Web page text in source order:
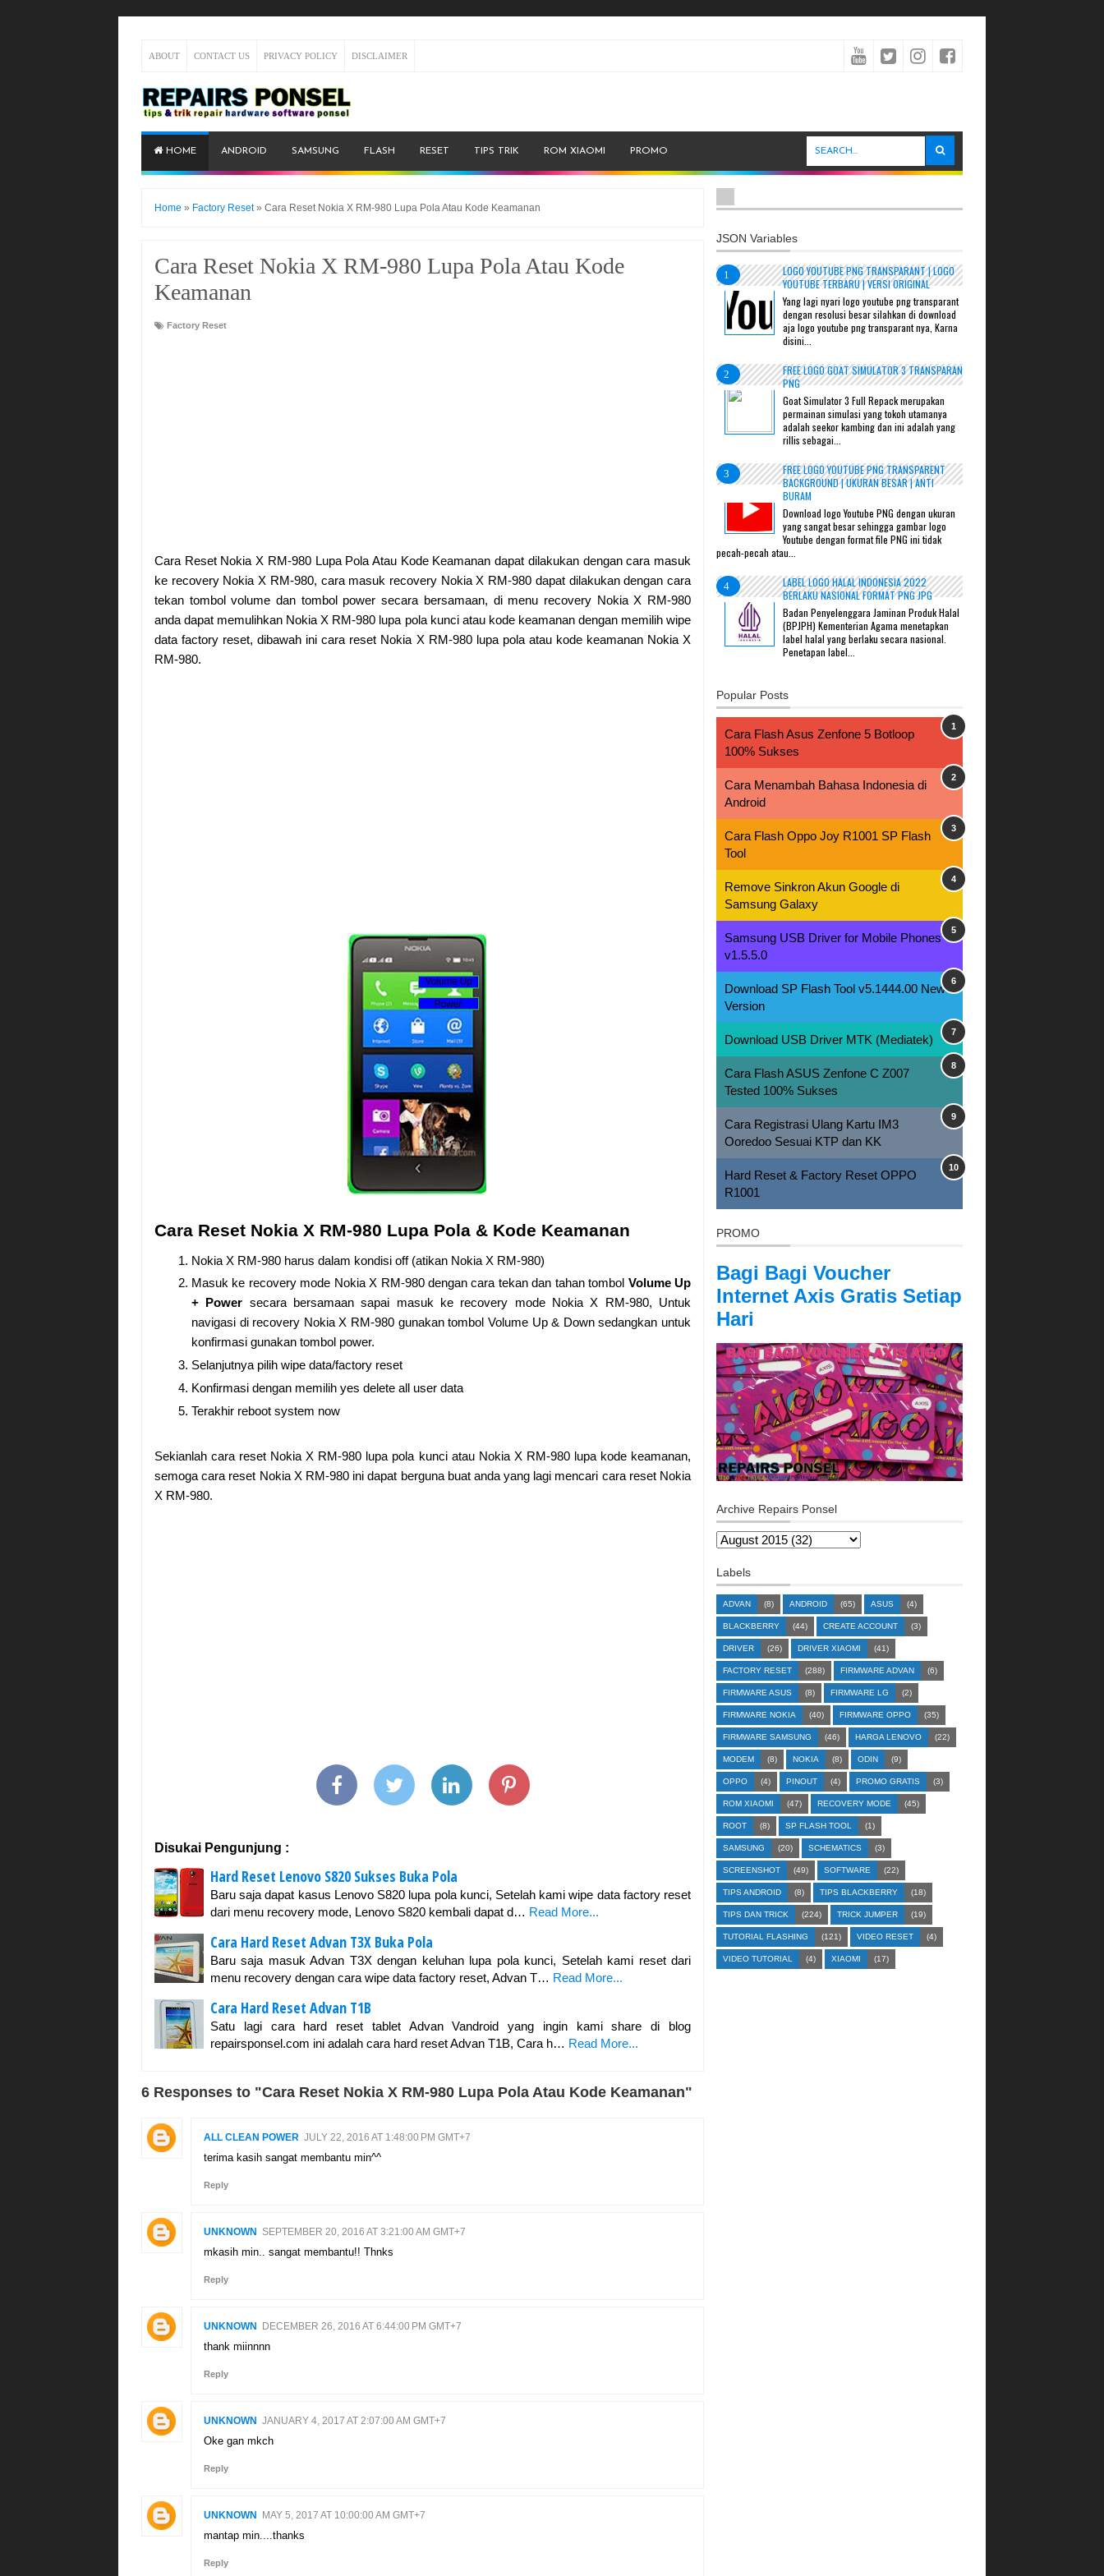
ABOUT CONTACT US PRIVACY POLICY DISCLAIMER
HOME ANDROID SAMSUNG FLASH RESET TIPS TRIK ROM XIAOMI PROMO
Home » Factory Reset» Cara Reset Nokia X RM-980 Lupa Pola Atau Kode Keamanan
Cara Reset Nokia X RM-980 Lupa Pola Atau Kode
Keamanan
Factory Reset
Cara Reset Nokia X RM-980 Lupa Pola Atau Kode Keamanan dapat dilakukan dengan cara masuk
ke recovery Nokia X RM-980, cara masuk recovery Nokia X RM-980 dapat dilakukan dengan cara
tekan tombol volume dan tombol power secara bersamaan, di menu recovery Nokia X RM-980
anda dapat memulihkan Nokia X RM-980 lupa pola kunci atau kode keamanan dengan memilih wipe
data factory reset, dibawah ini cara reset Nokia X RM-980 lupa pola atau kode keamanan Nokia X
RM-980.
Cara Reset Nokia X RM-980 Lupa Pola & Kode Keamanan
Nokia X RM-980 harus dalam kondisi off (atikan Nokia X RM-980)
Masuk ke recovery mode Nokia X RM-980 dengan cara tekan dan tahan tombol Volume Up
+ Power secara bersamaan sapai masuk ke recovery mode Nokia X RM-980, Untuk
navigasi di recovery Nokia X RM-980 gunakan tombol Volume Up & Down sedangkan untuk
konfirmasi gunakan tombol power.
Selanjutnya pilih wipe data/factory reset
Konfirmasi dengan memilih yes delete all user data
Terakhir reboot system now
Sekianlah cara reset Nokia X RM-980 lupa pola kunci atau Nokia X RM-980 lupa kode keamanan,
semoga cara reset Nokia X RM-980 ini dapat berguna buat anda yang lagi mencari cara reset Nokia
X RM-980.
Disukai Pengunjung :
Hard Reset Lenovo S820 Sukses Buka Pola
Baru saja dapat kasus Lenovo S820 lupa pola kunci, Setelah kami wipe data factory reset
dari menu recovery mode, Lenovo S820 kembali dapat d… Read More...
Cara Hard Reset Advan T3X Buka Pola
Baru saja masuk Advan T3X dengan keluhan lupa pola kunci, Setelah kami reset dari
menu recovery dengan cara wipe data factory reset, Advan T… Read More...
Cara Hard Reset Advan T1B
Satu lagi cara hard reset tablet Advan Vandroid yang ingin kami share di blog
repairsponsel.com ini adalah cara hard reset Advan T1B, Cara h… Read More...
6 Responses to "Cara Reset Nokia X RM-980 Lupa Pola Atau Kode Keamanan"
ALL CLEAN POWER JULY 22, 2016 AT 1:48:00 PM GMT+7
terima kasih sangat membantu min^^
Reply
UNKNOWN SEPTEMBER 20, 2016 AT 3:21:00 AM GMT+7
mkasih min.. sangat membantu!! Thnks
Reply
UNKNOWN DECEMBER 26, 2016 AT 6:44:00 PM GMT+7
thank miinnnn
Reply
UNKNOWN JANUARY 4, 2017 AT 2:07:00 AM GMT+7
Oke gan mkch
Reply
UNKNOWN MAY 5, 2017 AT 10:00:00 AM GMT+7
mantap min....thanks
Reply
JSON Variables
LOGO YOUTUBE PNG TRANSPARANT | LOGO
YOUTUBE TERBARU | VERSI ORIGINAL
Yang lagi nyari logo youtube png transparant
dengan resolusi besar silahkan di download
aja logo youtube png transparant nya, Karna
disini...
FREE LOGO GOAT SIMULATOR 3 TRANSPARAN
PNG
Goat Simulator 3 Full Repack merupakan
permainan simulasi yang tokoh utamanya
adalah seekor kambing dan ini adalah yang
rillis sebagai...
FREE LOGO YOUTUBE PNG TRANSPARENT
BACKGROUND | UKURAN BESAR | ANTI
BURAM
Download logo Youtube PNG dengan ukuran
yang sangat besar sehingga gambar logo
Youtube dengan format file PNG ini tidak
pecah-pecah atau...
LABEL LOGO HALAL INDONESIA 2022
BERLAKU NASIONAL FORMAT PNG JPG
Badan Penyelenggara Jaminan Produk Halal
(BPJPH) Kementerian Agama menetapkan
label halal yang berlaku secara nasional.
Penetapan label...
Popular Posts
Cara Flash Asus Zenfone 5 Botloop
100% Sukses
Cara Menambah Bahasa Indonesia di
Android
Cara Flash Oppo Joy R1001 SP Flash
Tool
Remove Sinkron Akun Google di
Samsung Galaxy
Samsung USB Driver for Mobile Phones
v1.5.5.0
Download SP Flash Tool v5.1444.00 New
Version
Download USB Driver MTK (Mediatek)
Cara Flash ASUS Zenfone C Z007
Tested 100% Sukses
Cara Registrasi Ulang Kartu IM3
Ooredoo Sesuai KTP dan KK
Hard Reset & Factory Reset OPPO
R1001
PROMO
Bagi Bagi Voucher
Internet Axis Gratis Setiap
Hari
Archive Repairs Ponsel
Labels
ADVAN (8) ANDROID (65) ASUS (4)
BLACKBERRY (44) CREATE ACCOUNT (3)
DRIVER (26) DRIVER XIAOMI (41)
FACTORY RESET (288) FIRMWARE ADVAN (6)
FIRMWARE ASUS (8) FIRMWARE LG (2)
FIRMWARE NOKIA (40) FIRMWARE OPPO (35)
FIRMWARE SAMSUNG (46) HARGA LENOVO (22)
MODEM (8) NOKIA (8) ODIN (9)
OPPO (4) PINOUT (4) PROMO GRATIS (3)
ROM XIAOMI (47) RECOVERY MODE (45)
ROOT (8) SP FLASH TOOL (1)
SAMSUNG (20) SCHEMATICS (3)
SCREENSHOT (49) SOFTWARE (22)
TIPS ANDROID (8) TIPS BLACKBERRY (18)
TIPS DAN TRICK (224) TRICK JUMPER (19)
TUTORIAL FLASHING (121) VIDEO RESET (4)
VIDEO TUTORIAL (4) XIAOMI (17)